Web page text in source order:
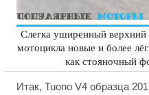
Слегка уширенный верхний
мотоцикла новые и более
как стояночный
Итак, Tuono V4 образца